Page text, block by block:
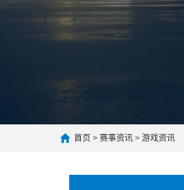
首页 > 赛事资讯 > 游戏资讯